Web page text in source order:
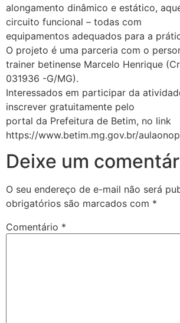
alongamento dinâmico e estático,
circuito funcional – todas com
equipamentos adequados para a
O projeto é uma parceria com o
trainer betinense Marcelo Henrique
031936 -G/MG).
Interessados em participar da
inscrever gratuitamente pelo
portal da Prefeitura de Betim, no link
https://www.betim.mg.gov.br/
Deixe um
O seu endereço de e-mail não será
obrigatórios são marcados com *
Comentário *